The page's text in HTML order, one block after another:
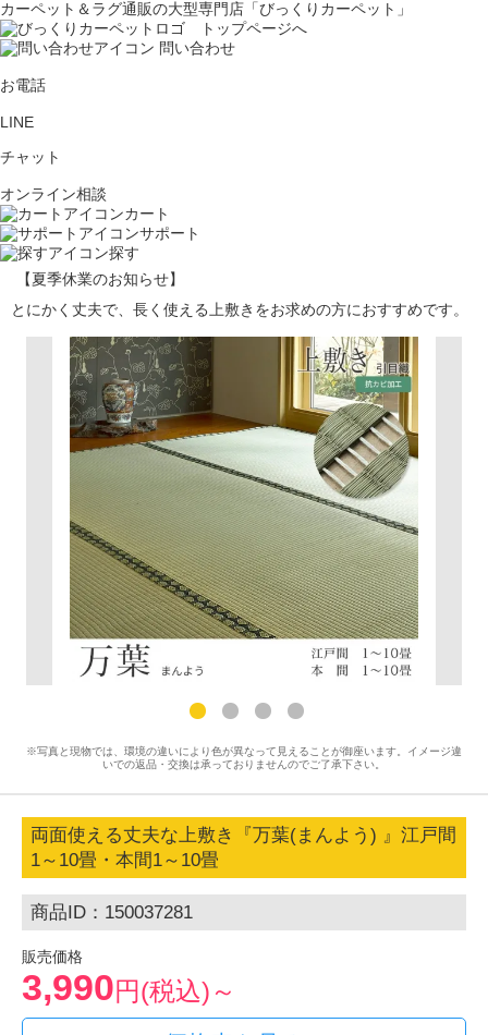
カーペット＆ラグ通販の大型専門店「びっくりカーペット」
問い合わせ
お電話
LINE
チャット
オンライン相談
カート
サポート
探す
【夏季休業のお知らせ】
とにかく丈夫で、長く使える上敷きをお求めの方におすすめです。
※写真と現物では、環境の違いにより色が異なって見えることが御座います。イメージ違
いでの返品・交換は承っておりませんのでご了承下さい。
両面使える丈夫な上敷き『万葉(まんよう) 』江戸間
1～10畳・本間1～10畳
商品ID：150037281
販売価格
3,990円(税込)～